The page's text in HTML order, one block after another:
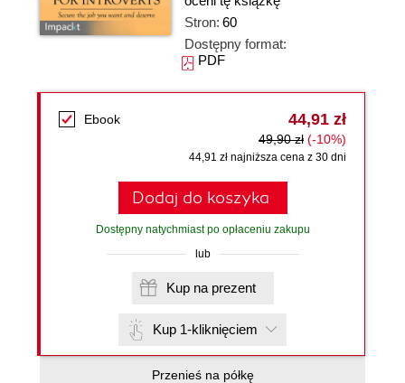
Stron: 60
Dostępny format:
PDF
Ebook 44,91 zł
49,90 zł (-10%)
44,91 zł najniższa cena z 30 dni
Dodaj do koszyka
Dostępny natychmiast po opłaceniu zakupu
lub
Kup na prezent
Kup 1-kliknięciem
Przenieś na półkę